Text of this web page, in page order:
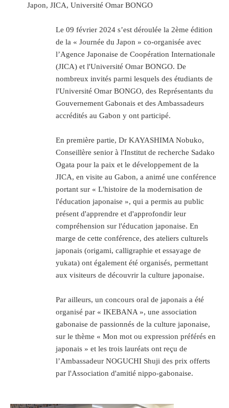
Japon, JICA, Université Omar BONGO
Le 09 février 2024 s’est déroulée la 2ème édition
de la « Journée du Japon » co-organisée avec
l’Agence Japonaise de Coopération Internationale
(JICA) et l'Université Omar BONGO. De
nombreux invités parmi lesquels des étudiants de
l'Université Omar BONGO, des Représentants du
Gouvernement Gabonais et des Ambassadeurs
accrédités au Gabon y ont participé.
En première partie, Dr KAYASHIMA Nobuko,
Conseillère senior à l'Institut de recherche Sadako
Ogata pour la paix et le développement de la
JICA, en visite au Gabon, a animé une conférence
portant sur « L'histoire de la modernisation de
l'éducation japonaise », qui a permis au public
présent d'apprendre et d'approfondir leur
compréhension sur l'éducation japonaise. En
marge de cette conférence, des ateliers culturels
japonais (origami, calligraphie et essayage de
yukata) ont également été organisés, permettant
aux visiteurs de découvrir la culture japonaise.
Par ailleurs, un concours oral de japonais a été
organisé par « IKEBANA », une association
gabonaise de passionnés de la culture japonaise,
sur le thème « Mon mot ou expression préférés en
japonais » et les trois lauréats ont reçu de
l’Ambassadeur NOGUCHI Shuji des prix offerts
par l'Association d'amitié nippo-gabonaise.